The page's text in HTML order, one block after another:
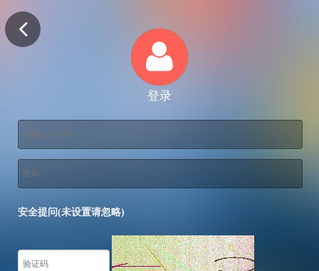
登录
安全提问(未设置请忽略)